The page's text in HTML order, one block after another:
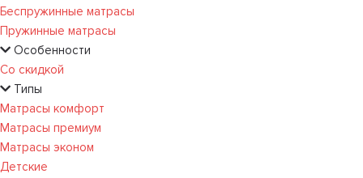
Беспружинные матрасы
Пружинные матрасы
Особенности
Со скидкой
Типы
Матрасы комфорт
Матрасы премиум
Матрасы эконом
Детские